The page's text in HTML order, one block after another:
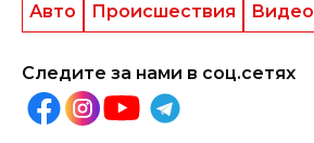
Авто Происшествия Видео
Следите за нами в соц.сетях